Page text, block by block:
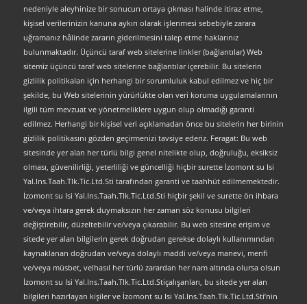
nedeniyle aleyhinize bir sonucun ortaya çıkması halinde itiraz etme,
kişisel verilerinizin kanuna aykırı olarak işlenmesi sebebiyle zarara
uğramanız hâlinde zararın giderilmesini talep etme haklarınız
bulunmaktadır. Üçüncü taraf web sitelerine linkler (bağlantılar) Web
sitemiz üçüncü taraf web sitelerine bağlantılar içerebilir. Bu sitelerin
gizlilik politikaları için herhangi bir sorumluluk kabul edilmez ve hiç bir
şekilde, bu Web sitelerinin yürürlükte olan veri koruma uygulamalarının
ilgili tüm mevzuat ve yönetmeliklere uygun olup olmadığı garanti
edilmez. Herhangi bir kişisel veri açıklamadan önce bu sitelerin her birinin
gizlilik politikasını gözden geçirmenizi tavsiye ederiz. Feragat: Bu web
sitesinde yer alan her türlü bilgi genel nitelikte olup, doğruluğu, eksiksiz
olması, güvenilirliği, yeterliliği ve güncelliği hiçbir surette İzomont su Isi
Yal.Ins.Taah.Tlk.Tic.Ltd.Sti tarafından garanti ve taahhüt edilmemektedir.
İzomont su Isi Yal.Ins.Taah.Tlk.Tic.Ltd.Sti hiçbir şekil ve surette ön ihbara
ve/veya ihtara gerek duymaksızın her zaman söz konusu bilgileri
değiştirebilir, düzeltebilir ve/veya çıkarabilir. Bu web sitesine erişim ve
sitede yer alan bilgilerin gerek doğrudan gerekse dolaylı kullanımından
kaynaklanan doğrudan ve/veya dolaylı maddi ve/veya manevi, menfi
ve/veya müsbet, velhasıl her türlü zarardan her nam altında olursa olsun
İzomont su Isi Yal.Ins.Taah.Tlk.Tic.Ltd.Stiçalışanları, bu sitede yer alan
bilgileri hazırlayan kişiler ve İzomont su Isi Yal.Ins.Taah.Tlk.Tic.Ltd.Sti’nin